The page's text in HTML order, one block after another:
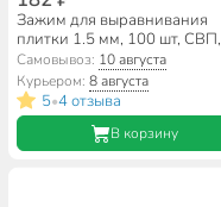
Зажим для выравнивания
плитки 1.5 мм, 100 шт, СВП,
зеленый, Profi, 3D Krestiki,
К00006582
Самовывоз: 10 августа
Курьером:8 августа
5•4 отзыва
В корзину